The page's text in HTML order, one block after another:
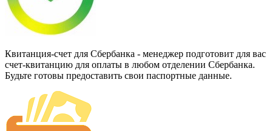
Квитанция-счет для Сбербанка - менеджер подготовит для вас
счет-квитанцию для оплаты в любом отделении Сбербанка.
Будьте готовы предоставить свои паспортные данные.